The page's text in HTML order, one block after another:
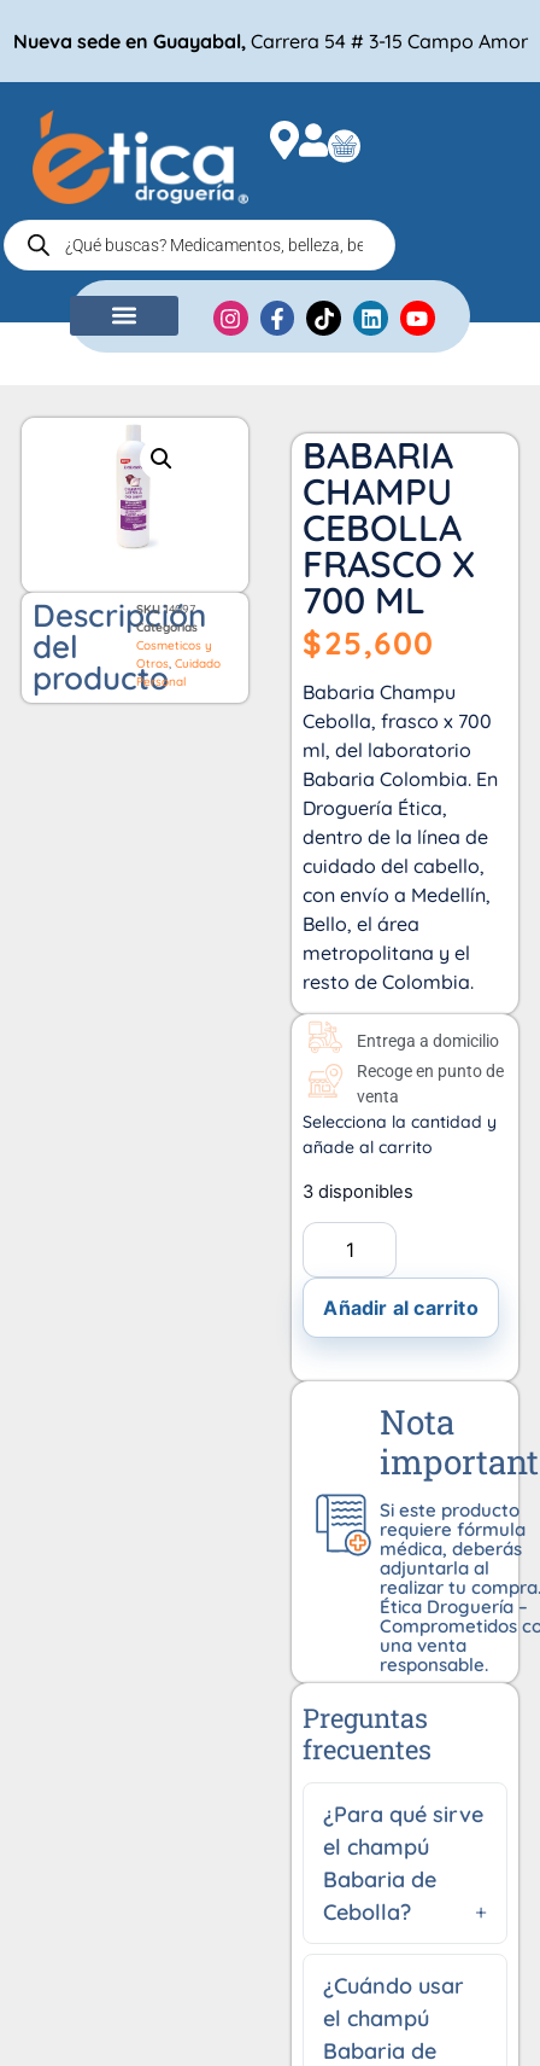
Nueva sede en Guayabal, Carrera 54 # 3-15 Campo Amor
Descripción
del
producto
SKU14097
Categorías
Cosmeticos y
Otros ,Cuidado
Personal
BABARIA
CHAMPU
CEBOLLA
FRASCO X
700 ML
$25,600
Babaria Champu
Cebolla, frasco x 700
ml, del laboratorio
Babaria Colombia. En
Droguería Ética,
dentro de la línea de
cuidado del cabello,
con envío a Medellín,
Bello, el área
metropolitana y el
resto de Colombia.
Entrega a domicilio
Recoge en punto de
venta
Selecciona la cantidad y
añade al carrito
3 disponibles
Añadir al carrito
Nota
Si este producto
requiere fórmula
médica, deberás
adjuntarla al
realizar tu compra.
Ética Droguería –
Comprometidos
una venta
responsable.
Preguntas
frecuentes
¿Para qué sirve
el champú
Babaria de
Cebolla?
¿Cuándo usar
el champú
Babaria de